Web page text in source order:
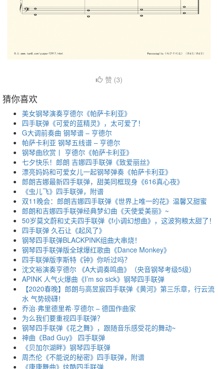
赞 (3)
猜你喜欢
美女钢琴演奏亨德尔《帕萨卡利亚》
四手联弹《可爱的蓝精灵》，太可爱了！
G大调前奏曲 钢琴谱 – 亨德尔
帕萨卡利亚 钢琴五线谱 – 亨德尔
钢琴曲欣赏丨 亨德尔《帕萨卡利亚》
七夕快乐！郎朗 吉娜四手联弹《致爱丽丝》
漂亮妈妈和可爱女儿一起钢琴弹奏《帕萨卡利亚》
郎朗吉娜最新四手联弹，甜美同框现身《616真心夜》
《虫儿飞》四手联弹，附谱
双11晚会：郎朗吉娜四手联弹《世界上唯一的花》温馨又甜蜜
郎朗和吉娜四手联弹经典梦幻曲《天使爱美丽》~
50岁莫文蔚和丈夫四手联弹《f小调幻想曲》，这波狗粮太甜了！
四手联弹 久石让《起风了》
钢琴四手联弹BLACKPINK组曲大串烧！
钢琴四手联弹版全球爆红歌曲《Dance Monkey》
四手联弹版李斯特《钟》你听过吗？
沈文裕演奏亨德尔 《A大调奏鸣曲》（央音钢琴考级5级）
APINK 人气火爆曲《I’m so sick》钢琴四手联弹
【2020春晚】郎朗与高昱宸四手联弹《黄河》第三乐章，行云流
水 气势磅礴！
乔治·弗里德里希·亨德尔 – 德国作曲家
为么我们要重视四手联弹？
钢琴四手联弹《花之舞》，跟随音乐感受花的舞动~
神曲《Bad Guy》 四手联弹
《贝加尔湖畔》钢琴四手联弹
周杰伦《不能说的秘密》四手联弹，附谱
《康康舞曲》炫酷四手联弹